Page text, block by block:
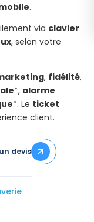
.
via clavier
, selon votre
, fidélité,
*, alarme
*. Le ticket
client.
devis